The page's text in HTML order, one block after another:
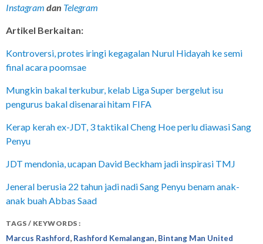
Instagram dan Telegram
Artikel Berkaitan:
Kontroversi, protes iringi kegagalan Nurul Hidayah ke semi
final acara poomsae
Mungkin bakal terkubur, kelab Liga Super bergelut isu
pengurus bakal disenarai hitam FIFA
Kerap kerah ex-JDT, 3 taktikal Cheng Hoe perlu diawasi Sang
Penyu
JDT mendonia, ucapan David Beckham jadi inspirasi TMJ
Jeneral berusia 22 tahun jadi nadi Sang Penyu benam anak-
anak buah Abbas Saad
TAGS / KEYWORDS :
Marcus Rashford, Rashford Kemalangan, Bintang Man United